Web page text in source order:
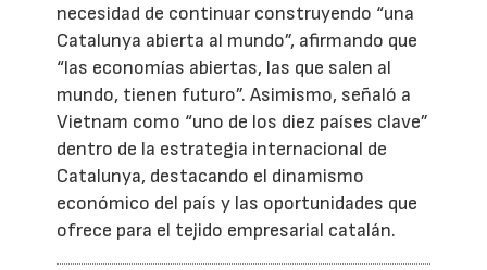
necesidad de continuar construyendo “una
Catalunya abierta al mundo”, afirmando que
“las economías abiertas, las que salen al
mundo, tienen futuro”. Asimismo, señaló a
Vietnam como “uno de los diez países clave”
dentro de la estrategia internacional de
Catalunya, destacando el dinamismo
económico del país y las oportunidades que
ofrece para el tejido empresarial catalán.